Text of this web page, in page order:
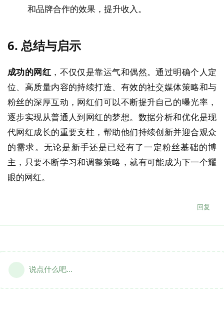
和品牌合作的效果，提升收入。
6. 总结与启示
成功的网红 ，不仅仅是靠运气和偶然。通过明确个人定
位、高质量内容的持续打造、有效的社交媒体策略和与
粉丝的深厚互动，网红们可以不断提升自己的曝光率，
逐步实现从普通人到网红的梦想。数据分析和优化是现
代网红成长的重要支柱，帮助他们持续创新并迎合观众
的需求。无论是新手还是已经有了一定粉丝基础的博
主，只要不断学习和调整策略，就有可能成为下一个耀
眼的网红。
回复
说点什么吧...